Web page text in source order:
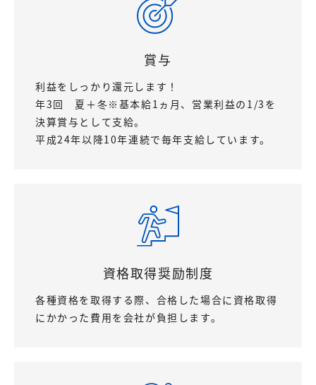
賞与
利益をしっかり還元します！
年3回 夏＋冬※基本給1ヵ月、営業利益の1/3を
決算賞与として支給。
平成24年以降10年連続で毎年支給しています。
資格取得奨励制度
各種資格を取得する際、合格した場合に資格取得
にかかった費用を会社が負担します。